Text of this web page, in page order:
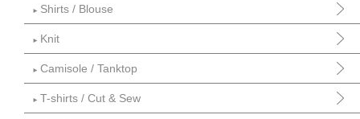
► Shirts / Blouse
► Knit
► Camisole / Tanktop
► T-shirts / Cut & Sew